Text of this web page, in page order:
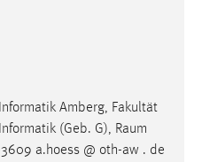
Amberg, Fakultät
(Geb. G), Raum
a.hoess @ oth-aw . de
von Drittanbietern
Werbung anzuzeigen.
über Websites